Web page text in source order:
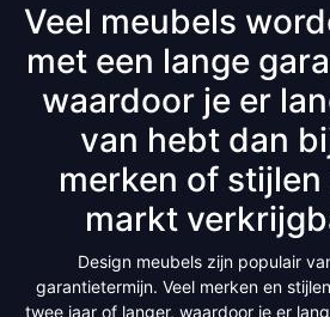
Veel meubels
met een lange
waardoor je er
van hebt dan
merken of
markt
Design meubels zijn populair
garantietermijn. Veel merken en
twee jaar of langer, waardoor je er